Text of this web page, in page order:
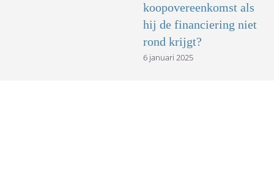
koopovereenkomst als
hij de financiering niet
rond krijgt?
6 januari 2025